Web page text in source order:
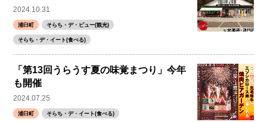
2024.10.31
浦臼町 そらち・デ・ビュー(観光)
そらち・デ・イート(食べる)
「第13回うらうす夏の味覚まつり」今年
も開催
2024.07.25
浦臼町 そらち・デ・イート(食べる)